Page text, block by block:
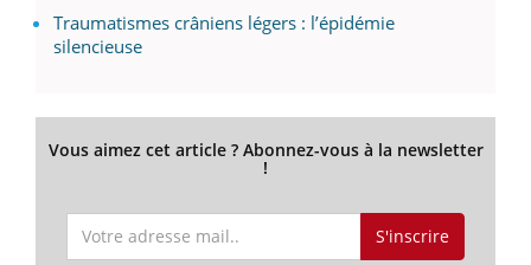
Traumatismes crâniens légers : l’épidémie
silencieuse
Vous aimez cet article ? Abonnez-vous à la newsletter
!
S'inscrire